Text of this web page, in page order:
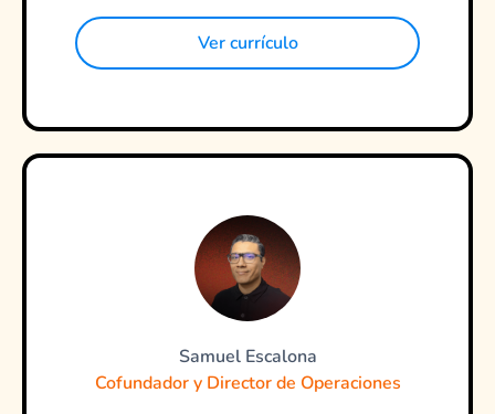
Samuel Escalona
Cofundador y Director de Operaciones
Ver currículo